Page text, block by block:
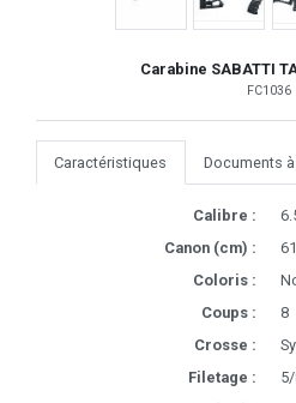
Carabine SABATTI
FC1036
Caractéristiques Documents
Calibre :
Canon (cm) :
61
Coloris :
Coups :
8
Crosse :
Filetage :